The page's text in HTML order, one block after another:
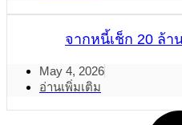
จากหนี้เช็ก 20 ล้า
May 4, 2026
อ่านเพิ่มเติม